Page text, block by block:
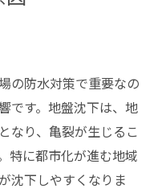
の防水対策で重要なの
です。地盤沈下は、地
なり、亀裂が生じるこ
特に都市化が進む地域
沈下しやすくなりま